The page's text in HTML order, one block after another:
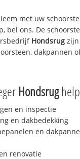
met uw
bel ons. De
Hondsrug
dakpannen
Hondsrug
en inspectie
en dakbedekking
en
renovatie